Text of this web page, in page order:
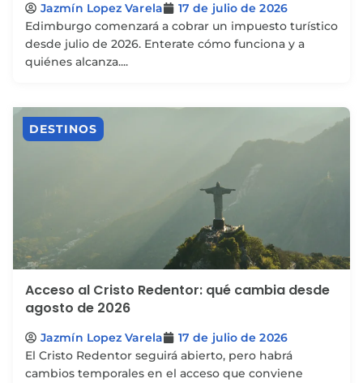
Jazmín Lopez Varela
17 de julio de 2026
Edimburgo comenzará a cobrar un impuesto turístico
desde julio de 2026. Enterate cómo funciona y a
quiénes alcanza....
DESTINOS
Acceso al Cristo Redentor: qué cambia desde
agosto de 2026
Jazmín Lopez Varela
17 de julio de 2026
El Cristo Redentor seguirá abierto, pero habrá
cambios temporales en el acceso que conviene